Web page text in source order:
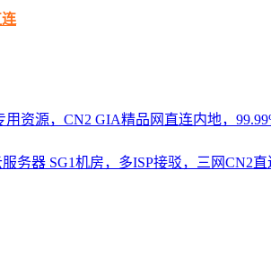
用资源，CN2 GIA精品网直连内地，
务器 SG1机房，多ISP接驳，三网CN2